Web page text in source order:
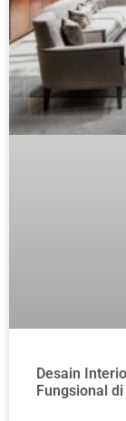
Desain
Fungsional